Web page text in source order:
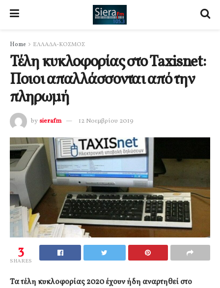
Home ΕΛΛΑΔΑ-ΚΟΣΜΟΣ
Τέλη κυκλοφορίας στο Taxisnet:
Ποιοι απαλλάσσονται από την
πληρωμή
by sierafm 12 Νοεμβρίου 2019
3
SHARES
Τα τέλη κυκλοφορίας 2020 έχουν ήδη αναρτηθεί στο